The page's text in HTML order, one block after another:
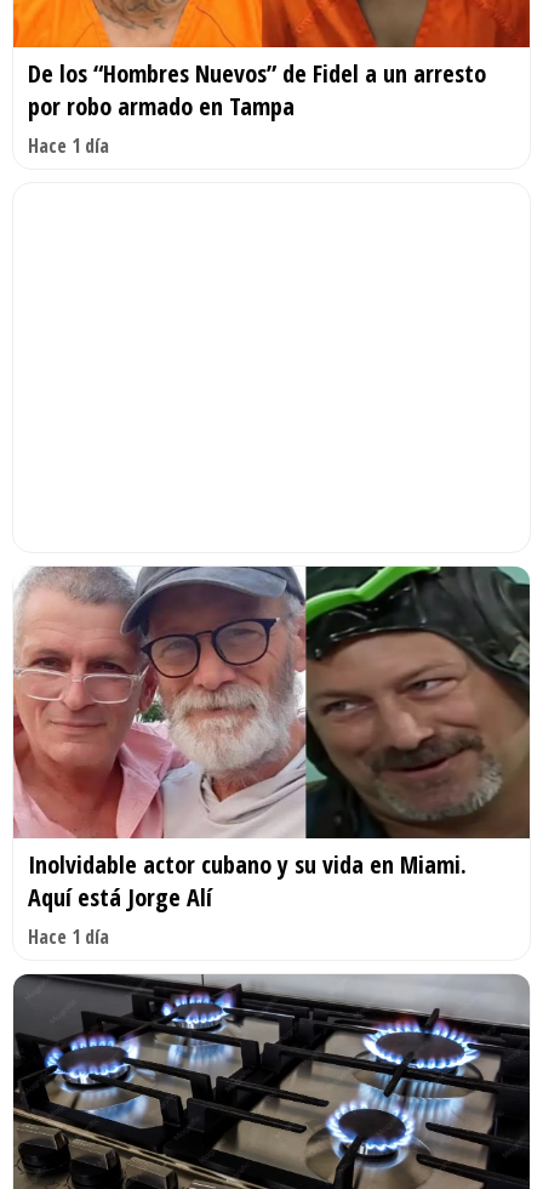
De los “Hombres Nuevos” de Fidel a un arresto
por robo armado en Tampa
Hace 1 día
Inolvidable actor cubano y su vida en Miami.
Aquí está Jorge Alí
Hace 1 día